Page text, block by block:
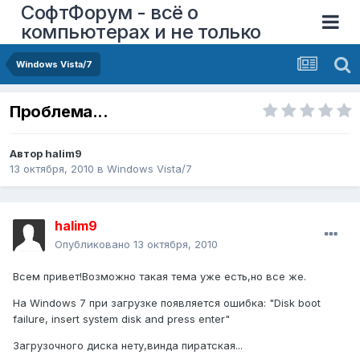
СофтФорум - всё о
компьютерах и не только
Windows Vista/7
Проблема...
Автор halim9
13 октября, 2010 в Windows Vista/7
halim9
Опубликовано 13 октября, 2010
Всем привет!Возможно такая тема уже есть,но все же.
На Windows 7 при загрузке появляется ошибка: "Disk boot
failure, insert system disk and press enter"
Загрузочного диска нету,винда пиратская...